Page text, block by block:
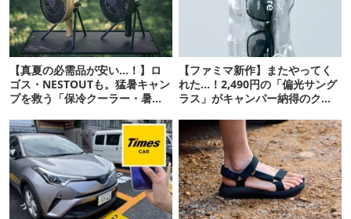
【真夏の必需品が安い…！】ロ
ゴス・NESTOUTも。猛暑キャン
プを救う「保冷クーラー・暑さ
【ファミマ新作】またやってく
れた…！2,490円の「偏光サング
ラス」がキャンパー納得のクオ